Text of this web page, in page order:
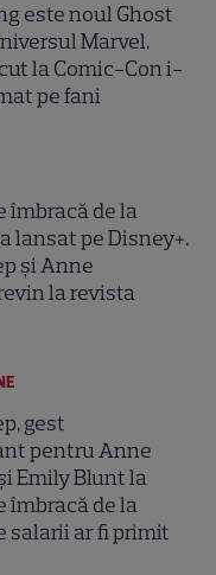
este noul Ghost
Marvel.
la Comic-Con i-
pe fani
îmbracă de la
lansat pe Disney+.
și Anne
la revista
gest
pentru Anne
Emily Blunt la
îmbracă de la
salarii ar fi primit